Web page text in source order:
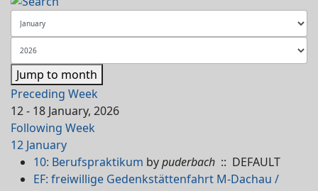
Jump to month
Preceding Week
12 - 18 January, 2026
Following Week
12 January
10: Berufspraktikum bypuderbach :: DEFAULT
EF: freiwillige Gedenkstättenfahrt M-Dachau /